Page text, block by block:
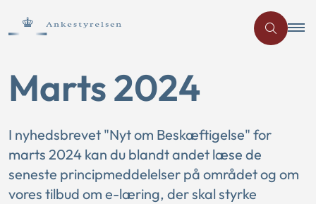
Marts 2024
I nyhedsbrevet "Nyt om Beskæftigelse" for
marts 2024 kan du blandt andet læse de
seneste principmeddelelser på området og om
vores tilbud om e-læring, der skal styrke